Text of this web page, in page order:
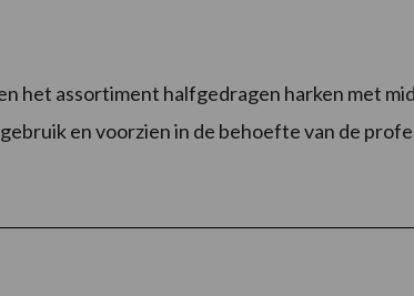
het assortiment halfgedragen harken met
en voorzien in de behoefte van de